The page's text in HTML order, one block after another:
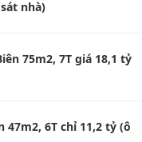
nhà)
75m2, 7T giá 18,1 tỷ
47m2, 6T chỉ 11,2 tỷ (ô